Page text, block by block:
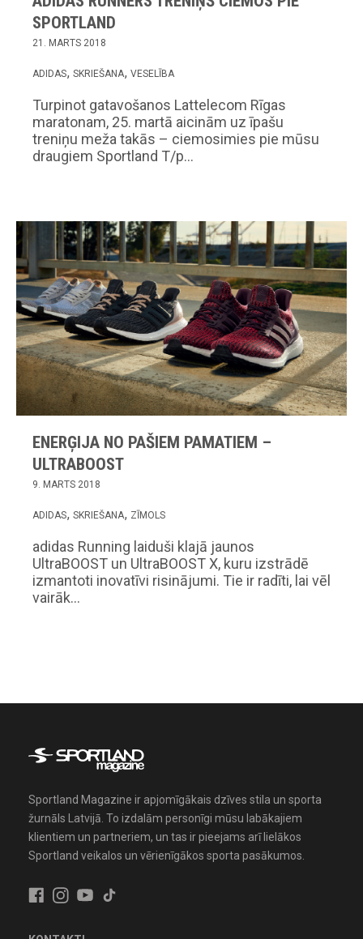
SPORTLAND
21. MARTS 2018
ADIDAS SKRIEŠANA VESELĪBA
Turpinot gatavošanos Lattelecom Rīgas
maratonam, 25. martā aicinām uz īpašu
treniņu meža takās – ciemosimies pie mūsu
draugiem Sportland T/p…
ENERĢIJA NO PAŠIEM PAMATIEM –
ULTRABOOST
9. MARTS 2018
ADIDAS SKRIEŠANA ZĪMOLS
adidas Running laiduši klajā jaunos
UltraBOOST un UltraBOOST X, kuru izstrādē
izmantoti inovatīvi risinājumi. Tie ir radīti, lai vēl
vairāk…
Sportland Magazine ir apjomīgākais dzīves stila un sporta
žurnāls Latvijā. To izdalām personīgi mūsu labākajiem
klientiem un partneriem, un tas ir pieejams arī lielākos
Sportland veikalos un vērienīgākos sporta pasākumos.